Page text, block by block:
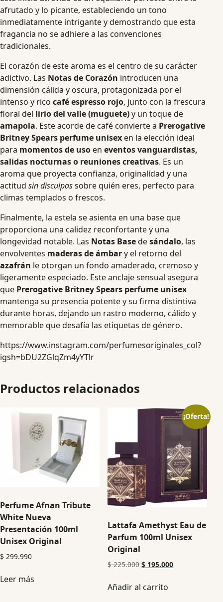
afrutado y lo picante, estableciendo un tono
inmediatamente intrigante y demostrando que esta
fragancia no se adhiere a las convenciones
tradicionales.
El corazón de este aroma es el centro de su carácter
adictivo. Las Notas de Corazón introducen una
dimensión cálida y oscura, protagonizada por el
intenso y rico café espresso rojo, junto con la frescura
floral del lirio del valle (muguete)y un toque de
amapola. Este acorde de café convierte a Prerogative
Britney Spears perfume unisex en la elección ideal
para momentos de uso en eventos vanguardistas,
salidas nocturnas o reuniones creativas. Es un
aroma que proyecta confianza, originalidad y una
actitud sin disculpassobre quién eres, perfecto para
climas templados o frescos.
Finalmente, la estela se asienta en una base que
proporciona una calidez reconfortante y una
longevidad notable. Las Notas Basedesándalo, las
envolventes maderas de ámbary el retorno del
azafrán le otorgan un fondo amaderado, cremoso y
ligeramente especiado. Este anclaje sensual asegura
que Prerogative Britney Spears perfume unisex
mantenga su presencia potente y su firma distintiva
durante horas, dejando un rastro moderno, cálido y
memorable que desafía las etiquetas de género.
https://www.instagram.com/perfumesoriginales_col?
igsh=bDU2ZGlqZm4yYTlr
Productos relacionados
Perfume Afnan Tribute
White Nueva
Presentación 100ml
Unisex Original
$ 299.990
Leer más
¡Oferta!
Lattafa Amethyst Eau de
Parfum 100ml Unisex
Original
$225.000 $ 195.000
Añadir al carrito